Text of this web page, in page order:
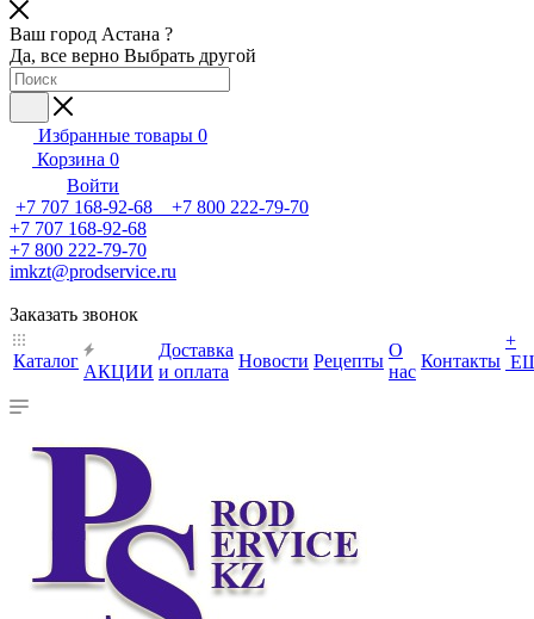
Ваш город Астана ?
Да, все верно Выбрать другой
Избранные товары 0
Корзина 0
Войти
+7 707 168-92-68 +7 800 222-79-70
+7 707 168-92-68
+7 800 222-79-70
imkzt@prodservice.ru
Заказать звонок
Каталог
АКЦИИ
Доставка
и оплата
Новости Рецепты
О
нас
Контакты
+